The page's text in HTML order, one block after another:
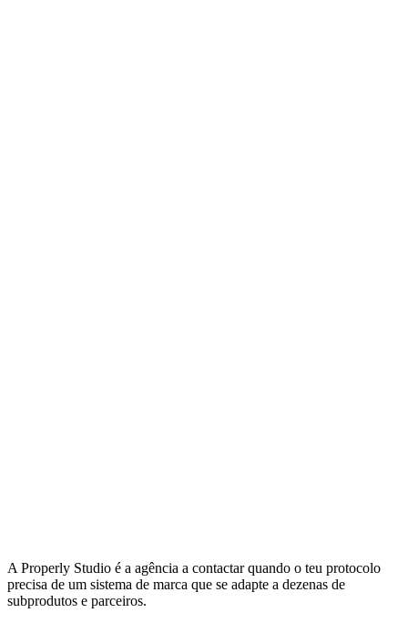
A Properly Studio é a agência a contactar quando o teu protocolo
precisa de um sistema de marca que se adapte a dezenas de
subprodutos e parceiros.